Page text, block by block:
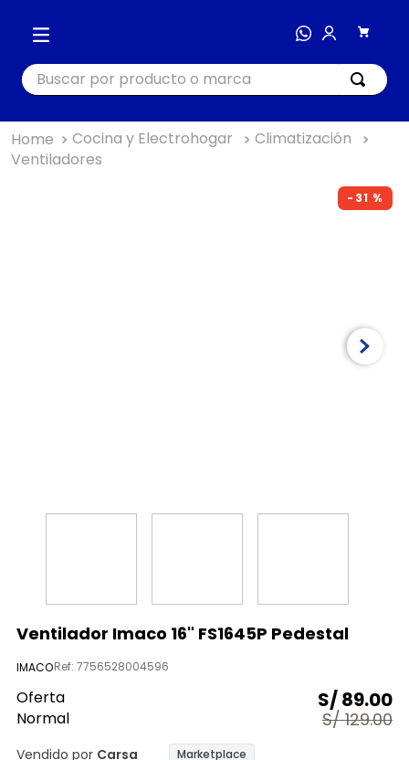
Buscar por producto o marca
Cocina y Electrohogar
Climatización
Ventiladores
- 31 %
Ventilador Imaco 16" FS1645P Pedestal
IMACORef: 7756528004596
Oferta S/89.00
Normal S/129.00
Vendido por Carsa Marketplace
TÉRMINOS MÁS BUSCADOS
1.
cocina